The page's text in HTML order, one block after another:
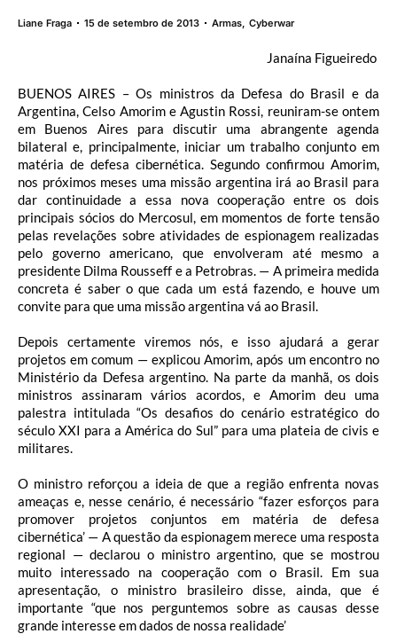
Liane Fraga 15 de setembro de 2013 Armas,Cyberwar
Janaína Figueiredo
BUENOS AIRES – Os ministros da Defesa do Brasil e da
Argentina, Celso Amorim e Agustin Rossi, reuniram-se ontem
em Buenos Aires para discutir uma abrangente agenda
bilateral e, principalmente, iniciar um trabalho conjunto em
matéria de defesa cibernética. Segundo confirmou Amorim,
nos próximos meses uma missão argentina irá ao Brasil para
dar continuidade a essa nova cooperação entre os dois
principais sócios do Mercosul, em momentos de forte tensão
pelas revelações sobre atividades de espionagem realizadas
pelo governo americano, que envolveram até mesmo a
presidente Dilma Rousseff e a Petrobras. — A primeira medida
concreta é saber o que cada um está fazendo, e houve um
convite para que uma missão argentina vá ao Brasil.
Depois certamente viremos nós, e isso ajudará a gerar
projetos em comum — explicou Amorim, após um encontro no
Ministério da Defesa argentino. Na parte da manhã, os dois
ministros assinaram vários acordos, e Amorim deu uma
palestra intitulada “Os desafios do cenário estratégico do
século XXI para a América do Sul” para uma plateia de civis e
militares.
O ministro reforçou a ideia de que a região enfrenta novas
ameaças e, nesse cenário, é necessário “fazer esforços para
promover projetos conjuntos em matéria de defesa
cibernética’ — A questão da espionagem merece uma resposta
regional — declarou o ministro argentino, que se mostrou
muito interessado na cooperação com o Brasil. Em sua
apresentação, o ministro brasileiro disse, ainda, que é
importante “que nos perguntemos sobre as causas desse
grande interesse em dados de nossa realidade’